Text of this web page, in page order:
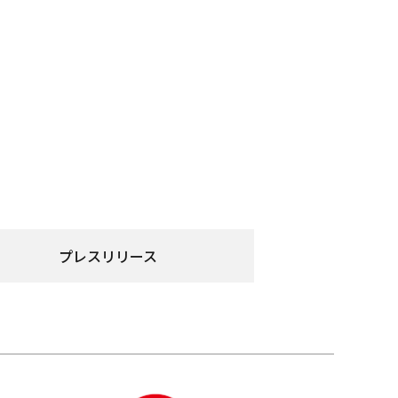
プレスリリース